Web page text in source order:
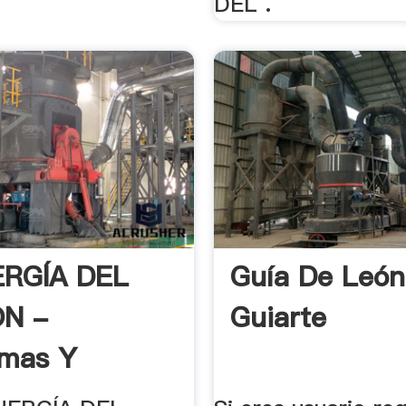
DEL
-
Y
Guía De
Guiarte